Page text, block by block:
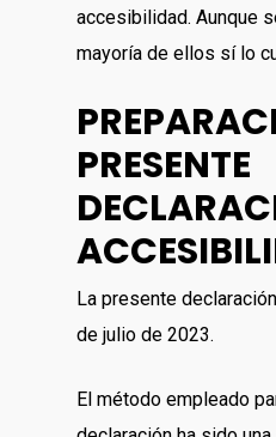
accesibilidad. Aunque
mayoría de ellos sí lo
PRESENTE
La presente
de julio de 2023.
El método empleado